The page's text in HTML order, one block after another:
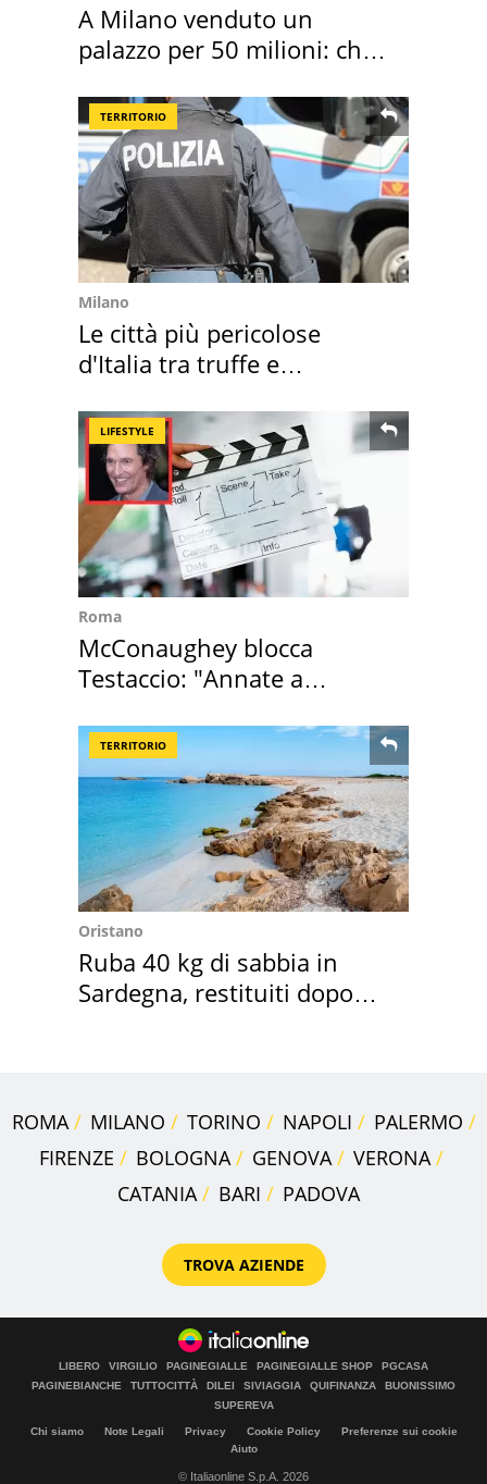
A Milano venduto un
palazzo per 50 milioni: chi
TERRITORIO
Milano
Le città più pericolose
d'Italia tra truffe e
LIFESTYLE
Roma
McConaughey blocca
Testaccio: "Annate a
TERRITORIO
Oristano
Ruba 40 kg di sabbia in
Sardegna, restituiti dopo
ROMA MILANO TORINO NAPOLI
PALERMO
FIRENZE
BOLOGNA GENOVA
VERONA
CATANIA
BARI PADOVA
TROVA AZIENDE
LIBERO VIRGILIO PAGINEGIALLE PAGINEGIALLE SHOP
PGCASA
PAGINEBIANCHE
TUTTOCITTÀ DILEI SIVIAGGIA QUIFINANZA
BUONISSIMO
SUPEREVA
Chi siamo Note Legali Privacy Cookie Policy
Preferenze sui cookie
Aiuto
© Italiaonline S.p.A. 2026